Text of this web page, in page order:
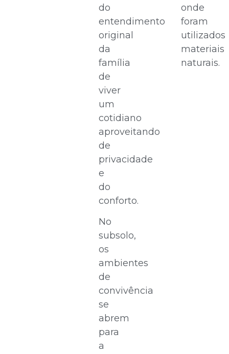
do
entendimento
original
da
família
de
viver
um
cotidiano
aproveitando
de
privacidade
e
do
conforto.
No
subsolo,
os
ambientes
de
convivência
se
abrem
para
a
onde
foram
utilizados
materiais
naturais.